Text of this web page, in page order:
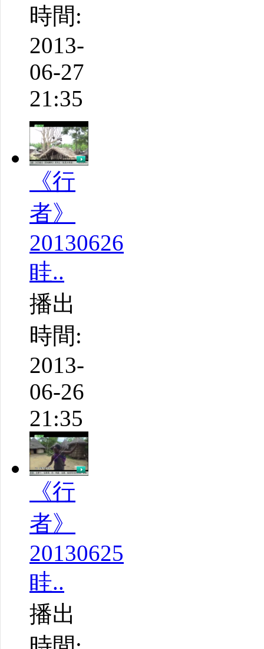
時間:
2013-
06-27
21:35
《行
者》
20130626
眭..
播出
時間:
2013-
06-26
21:35
《行
者》
20130625
眭..
播出